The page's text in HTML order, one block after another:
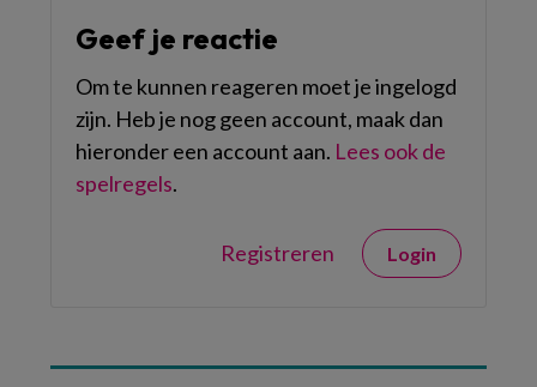
Geef je reactie
Om te kunnen reageren moet je ingelogd
zijn. Heb je nog geen account, maak dan
hieronder een account aan. Lees ook de
spelregels.
Registreren Login